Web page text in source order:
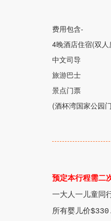
费用包含-
4晚酒店住宿(双人
中文司导
旅游巴士
景点门票
(酒杯湾国家公园
预定本行程需二
一大人一儿童同
所有婴儿价